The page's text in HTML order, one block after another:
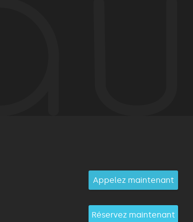
Appelez maintenant
Réservez maintenant